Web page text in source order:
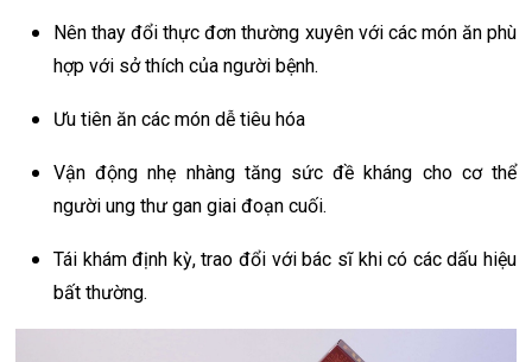
Nên thay đổi thực đơn thường xuyên với các món ăn phù
hợp với sở thích của người bệnh.
Ưu tiên ăn các món dễ tiêu hóa
Vận động nhẹ nhàng tăng sức đề kháng cho cơ thể
người ung thư gan giai đoạn cuối.
Tái khám định kỳ, trao đổi với bác sĩ khi có các dấu hiệu
bất thường.